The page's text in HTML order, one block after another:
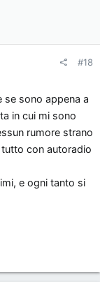
#18
se sono appena a
in cui mi sono
rumore strano
con autoradio
e ogni tanto si